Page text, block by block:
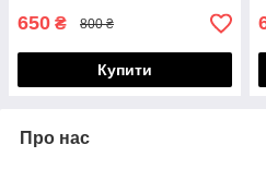
650 ₴ 800 ₴
Купити
Про нас